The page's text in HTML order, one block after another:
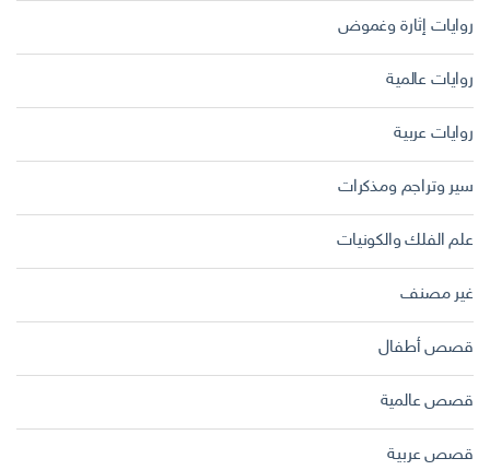
روايات إثارة وغموض
روايات عالمية
روايات عربية
سير وتراجم ومذكرات
علم الفلك والكونيات
غير مصنف
قصص أطفال
قصص عالمية
قصص عربية